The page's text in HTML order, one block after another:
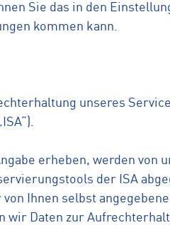
Sie das in den
kommen kann.
unseres
erheben, werden von
der ISA
Ihnen selbst
Daten zur